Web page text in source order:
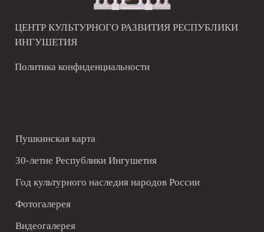
ЦЕНТР КУЛЬТУРНОГО РАЗВИТИЯ РЕСПУБЛИКИ
ИНГУШЕТИЯ
Политика конфиденциальности
Пушкинская карта
30-летие Республики Ингушетия
Год культурного наследия народов России
Фотогалерея
Видеогалерея